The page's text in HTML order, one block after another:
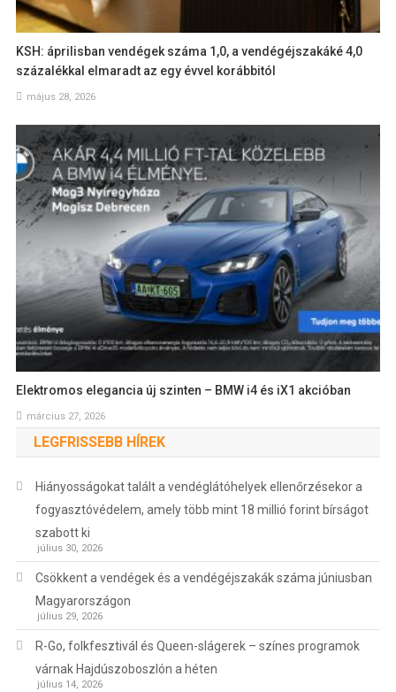
KSH: áprilisban vendégek száma 1,0, a vendégéjszakáké 4,0
százalékkal elmaradt az egy évvel korábbitól
május 28, 2026
Elektromos elegancia új szinten – BMW i4 és iX1 akcióban
március 27, 2026
LEGFRISSEBB HÍREK
Hiányosságokat talált a vendéglátóhelyek ellenőrzésekor a
fogyasztóvédelem, amely több mint 18 millió forint bírságot
szabott ki
július 30, 2026
Csökkent a vendégek és a vendégéjszakák száma júniusban
Magyarországon
július 29, 2026
R-Go, folkfesztivál és Queen-slágerek – színes programok
várnak Hajdúszoboszlón a héten
július 14, 2026